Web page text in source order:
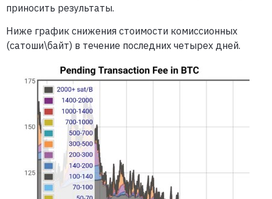
приносить результаты.
Ниже график снижения стоимости комиссионных
(сатоши\байт) в течение последних четырех дней.